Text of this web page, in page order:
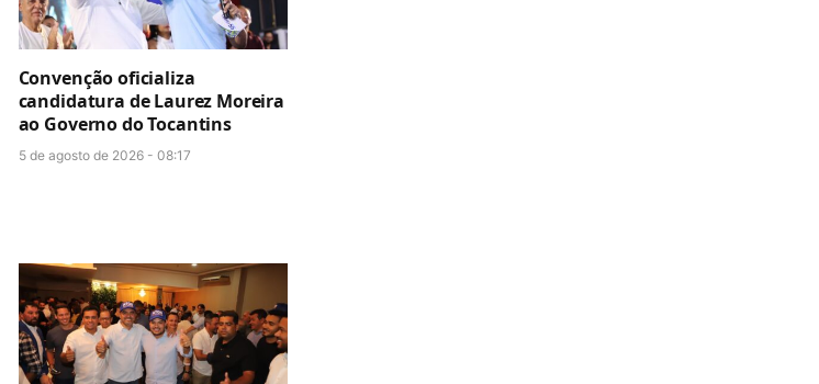
Convenção oficializa
candidatura de Laurez Moreira
ao Governo do Tocantins
5 de agosto de 2026 - 08:17